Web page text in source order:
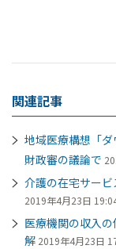
関連記事
地域医療構想「
財政審の議論で
介護の在宅サー
2019年4月23日
医療機関の収入
解 2019年4月23日